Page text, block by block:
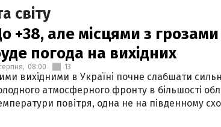
світу
+38, але місцями з
погода на вихідних
08:00 13
вихідними в Україні почне слабшати
атмосферного фронту в більшості
повітря, одна не на південному